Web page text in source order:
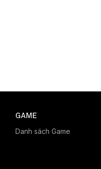
GAME
Danh sách Game